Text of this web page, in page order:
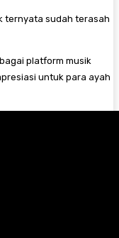
ternyata sudah terasah
platform musik
untuk para ayah